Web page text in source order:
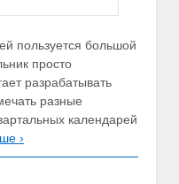
пользуется большой
просто
разрабатывать
разные
календарей
›